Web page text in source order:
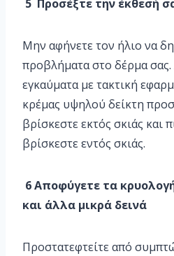
5 Προσέξτε την έκθεσή
Μην αφήνετε τον ήλιο να
προβλήματα στο δέρμα σας.
εγκαύματα με τακτική
κρέμας υψηλού δείκτη
βρίσκεστε εκτός σκιάς και
βρίσκεστε εντός σκιάς.
6 Αποφύγετε τα
και άλλα μικρά δεινά
Προστατεφτείτε από